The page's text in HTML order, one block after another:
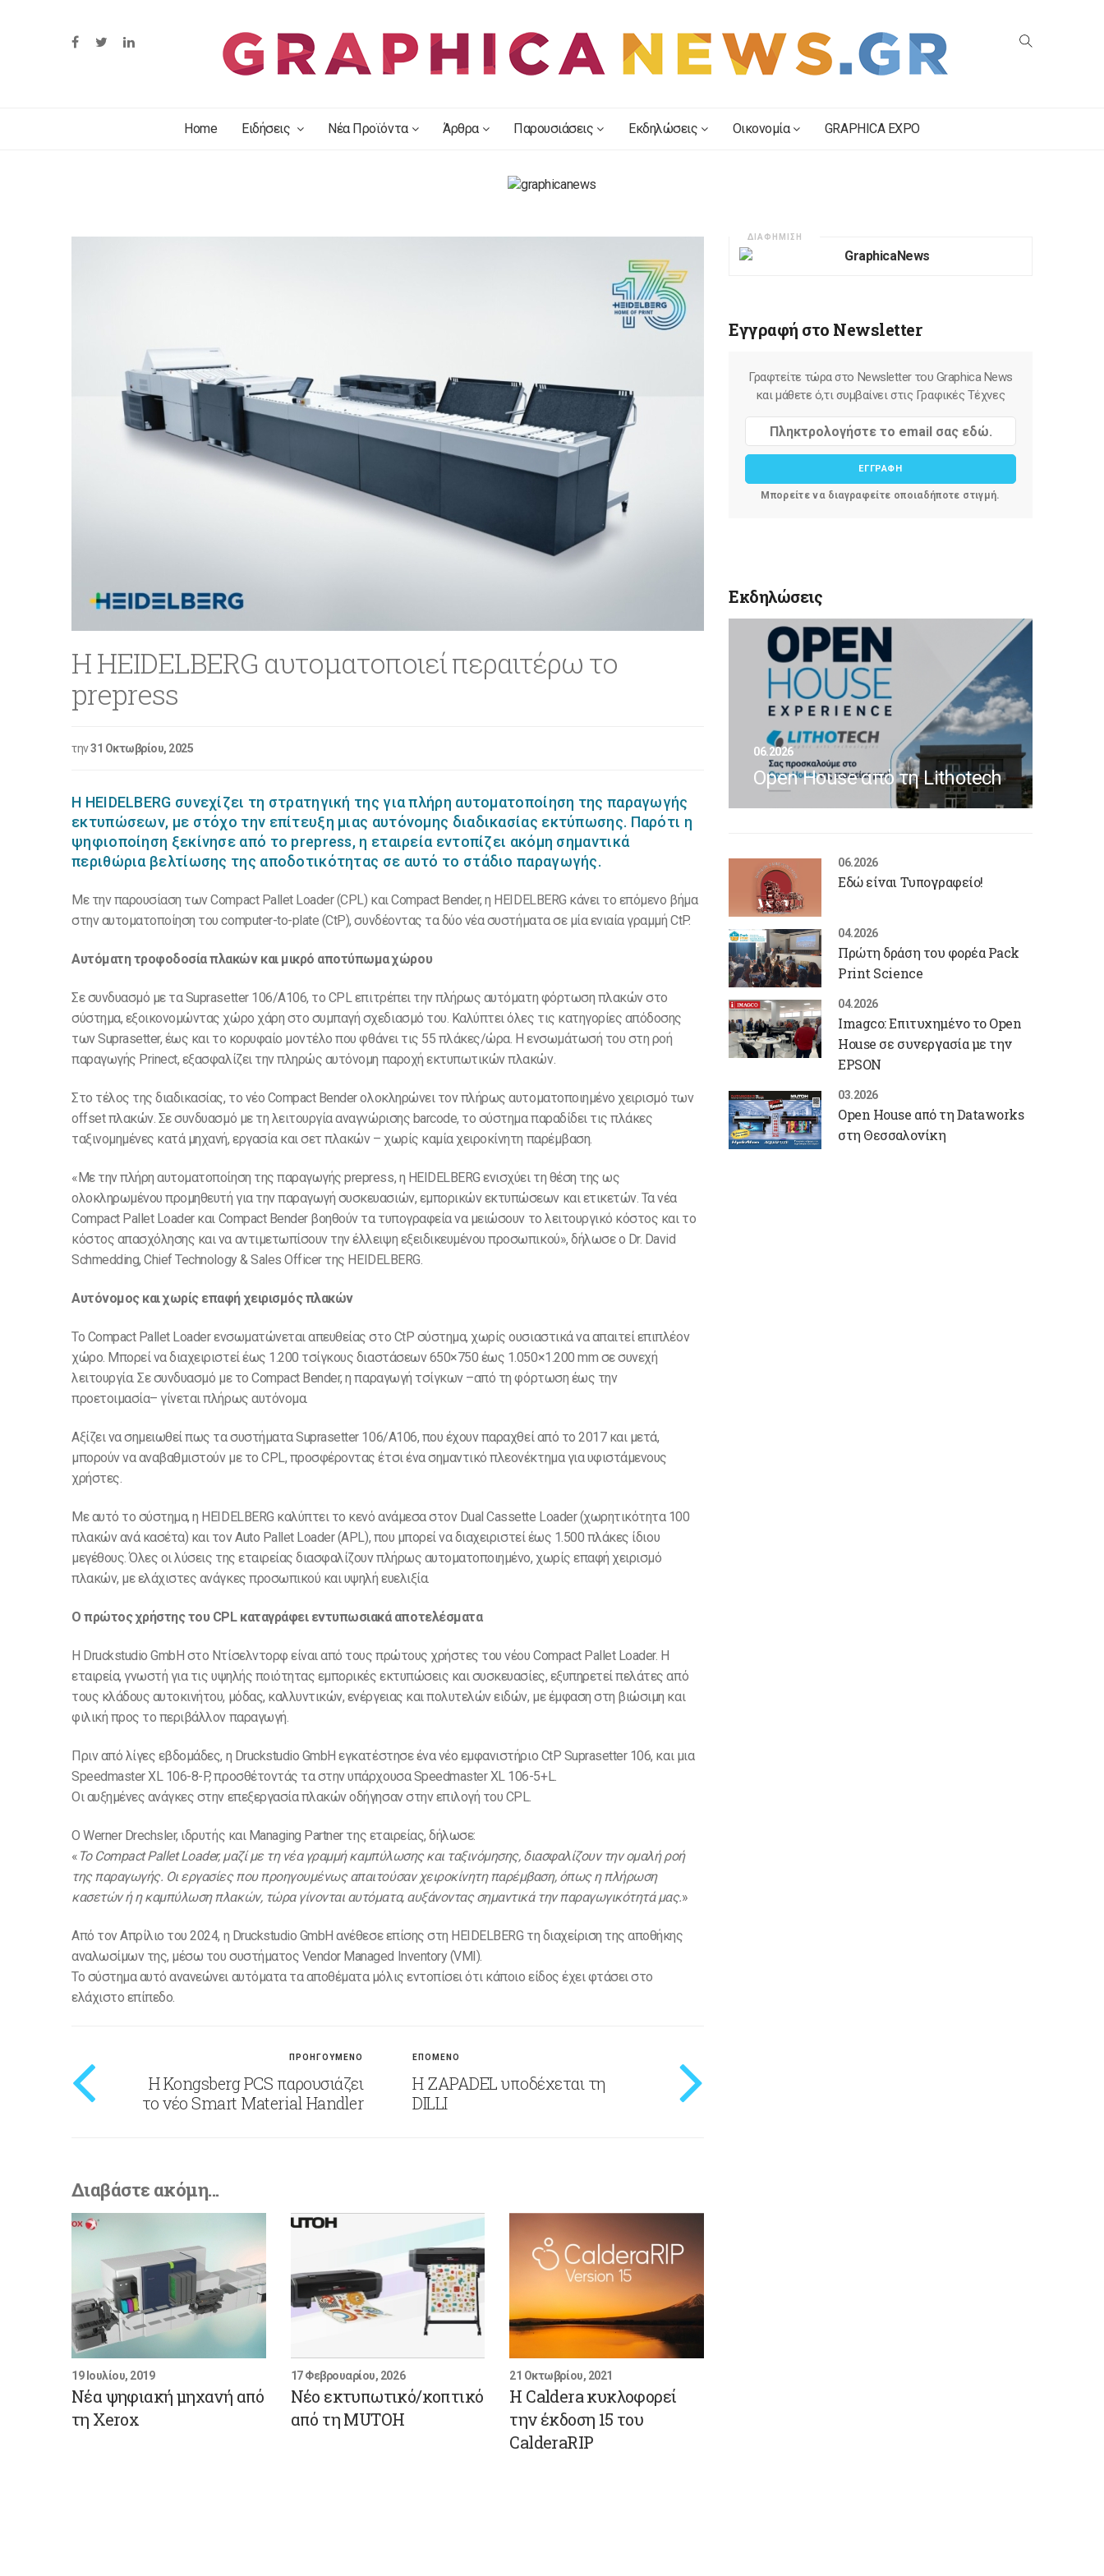
Home Ειδήσεις Νέα Προϊόντα Άρθρα Παρουσιάσεις Εκδηλώσεις Οικονομία GRAPHICA EXPO
Η HEIDELBERG αυτοματοποιεί περαιτέρω το
prepress
την31 Οκτωβρίου, 2025
Η HEIDELBERG συνεχίζει τη στρατηγική της για πλήρη αυτοματοποίηση της παραγωγής
εκτυπώσεων, με στόχο την επίτευξη μιας αυτόνομης διαδικασίας εκτύπωσης. Παρότι η
ψηφιοποίηση ξεκίνησε από το prepress, η εταιρεία εντοπίζει ακόμη σημαντικά
περιθώρια βελτίωσης της αποδοτικότητας σε αυτό το στάδιο παραγωγής.
Με την παρουσίαση των Compact Pallet Loader (CPL) και Compact Bender, η HEIDELBERG κάνει το επόμενο βήμα
στην αυτοματοποίηση του computer-to-plate (CtP), συνδέοντας τα δύο νέα συστήματα σε μία ενιαία γραμμή CtP.
Αυτόματη τροφοδοσία πλακών και μικρό αποτύπωμα χώρου
Σε συνδυασμό με τα Suprasetter 106/A106, το CPL επιτρέπει την πλήρως αυτόματη φόρτωση πλακών στο
σύστημα, εξοικονομώντας χώρο χάρη στο συμπαγή σχεδιασμό του. Καλύπτει όλες τις κατηγορίες απόδοσης
των Suprasetter, έως και το κορυφαίο μοντέλο που φθάνει τις 55 πλάκες/ώρα. Η ενσωμάτωσή του στη ροή
παραγωγής Prinect, εξασφαλίζει την πληρώς αυτόνομη παροχή εκτυπωτικών πλακών.
Στο τέλος της διαδικασίας, το νέο Compact Bender ολοκληρώνει τον πλήρως αυτοματοποιημένο χειρισμό των
offset πλακών. Σε συνδυασμό με τη λειτουργία αναγνώρισης barcode, το σύστημα παραδίδει τις πλάκες
ταξινομημένες κατά μηχανή, εργασία και σετ πλακών – χωρίς καμία χειροκίνητη παρέμβαση.
«Με την πλήρη αυτοματοποίηση της παραγωγής prepress, η HEIDELBERG ενισχύει τη θέση της ως
ολοκληρωμένου προμηθευτή για την παραγωγή συσκευασιών, εμπορικών εκτυπώσεων και ετικετών. Τα νέα
Compact Pallet Loader και Compact Bender βοηθούν τα τυπογραφεία να μειώσουν το λειτουργικό κόστος και το
κόστος απασχόλησης και να αντιμετωπίσουν την έλλειψη εξειδικευμένου προσωπικού», δήλωσε ο Dr. David
Schmedding, Chief Technology & Sales Officer της HEIDELBERG.
Αυτόνομος και χωρίς επαφή χειρισμός πλακών
Το Compact Pallet Loader ενσωματώνεται απευθείας στο CtP σύστημα, χωρίς ουσιαστικά να απαιτεί επιπλέον
χώρο. Μπορεί να διαχειριστεί έως 1.200 τσίγκους διαστάσεων 650×750 έως 1.050×1.200 mm σε συνεχή
λειτουργία. Σε συνδυασμό με το Compact Bender, η παραγωγή τσίγκων –από τη φόρτωση έως την
προετοιμασία– γίνεται πλήρως αυτόνομα.
Αξίζει να σημειωθεί πως τα συστήματα Suprasetter 106/A106, που έχουν παραχθεί από το 2017 και μετά,
μπορούν να αναβαθμιστούν με το CPL, προσφέροντας έτσι ένα σημαντικό πλεονέκτημα για υφιστάμενους
χρήστες.
Με αυτό το σύστημα, η HEIDELBERG καλύπτει το κενό ανάμεσα στον Dual Cassette Loader (χωρητικότητα 100
πλακών ανά κασέτα) και τον Auto Pallet Loader (APL), που μπορεί να διαχειριστεί έως 1.500 πλάκες ίδιου
μεγέθους. Όλες οι λύσεις της εταιρείας διασφαλίζουν πλήρως αυτοματοποιημένο, χωρίς επαφή χειρισμό
πλακών, με ελάχιστες ανάγκες προσωπικού και υψηλή ευελιξία.
Ο πρώτος χρήστης του CPL καταγράφει εντυπωσιακά αποτελέσματα
Η Druckstudio GmbH στο Ντίσελντορφ είναι από τους πρώτους χρήστες του νέου Compact Pallet Loader. Η
εταιρεία, γνωστή για τις υψηλής ποιότητας εμπορικές εκτυπώσεις και συσκευασίες, εξυπηρετεί πελάτες από
τους κλάδους αυτοκινήτου, μόδας, καλλυντικών, ενέργειας και πολυτελών ειδών, με έμφαση στη βιώσιμη και
φιλική προς το περιβάλλον παραγωγή.
Πριν από λίγες εβδομάδες, η Druckstudio GmbH εγκατέστησε ένα νέο εμφανιστήριο CtP Suprasetter 106, και μια
Speedmaster XL 106-8-P, προσθέτοντάς τα στην υπάρχουσα Speedmaster XL 106-5+L.
Οι αυξημένες ανάγκες στην επεξεργασία πλακών οδήγησαν στην επιλογή του CPL.
Ο Werner Drechsler, ιδρυτής και Managing Partner της εταιρείας, δήλωσε:
« Το Compact Pallet Loader, μαζί με τη νέα γραμμή καμπύλωσης και ταξινόμησης, διασφαλίζουν την ομαλή ροή
της παραγωγής. Οι εργασίες που προηγουμένως απαιτούσαν χειροκίνητη παρέμβαση, όπως η πλήρωση
κασετών ή η καμπύλωση πλακών, τώρα γίνονται αυτόματα, αυξάνοντας σημαντικά την παραγωγικότητά μας.»
Από τον Απρίλιο του 2024, η Druckstudio GmbH ανέθεσε επίσης στη HEIDELBERG τη διαχείριση της αποθήκης
αναλωσίμων της, μέσω του συστήματος Vendor Managed Inventory (VMI).
Το σύστημα αυτό ανανεώνει αυτόματα τα αποθέματα μόλις εντοπίσει ότι κάποιο είδος έχει φτάσει στο
ελάχιστο επίπεδο.
ΠΡΟΗΓΟΥΜΕΝΟ
Η Kongsberg PCS παρουσιάζει
το νέο Smart Material Handler
ΕΠΟΜΕΝΟ
Η ZAPADEL υποδέχεται τη
DILLI
Διαβάστε ακόμη...
19 Ιουλίου, 2019
Νέα ψηφιακή μηχανή από
τη Xerox
17 Φεβρουαρίου, 2026
Νέο εκτυπωτικό/κοπτικό
από τη MUTOH
21 Οκτωβρίου, 2021
Η Caldera κυκλοφορεί
την έκδοση 15 του
CalderaRIP
ΔΙΑΦΗΜΙΣΗ
Εγγραφή στο Newsletter
Γραφτείτε τώρα στο Newsletter του Graphica News
και μάθετε ό,τι συμβαίνει στις Γραφικές Τέχνες
ΕΓΓΡΑΦΗ
Μπορείτε να διαγραφείτε οποιαδήποτε στιγμή.
Εκδηλώσεις
06.2026
Open House από τη Lithotech
06.2026
Εδώ είναι Τυπογραφείο!
04.2026
Πρώτη δράση του φορέα Pack
Print Science
04.2026
Imagco: Επιτυχημένο το Open
House σε συνεργασία με την
EPSON
03.2026
Open House από τη Dataworks
στη Θεσσαλονίκη